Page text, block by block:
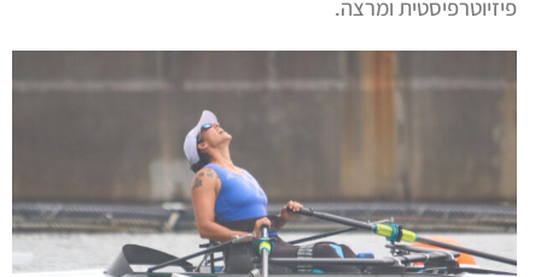
פיזיוטרפיסטית ומרצה.